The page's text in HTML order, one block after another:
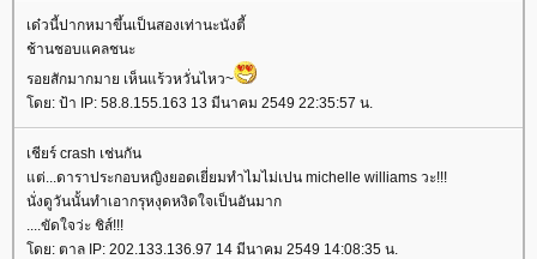
เด๋วนี้ปากหมาขึ้นเป็นสองเท่านะนังตี้
ช้านชอบแคลชนะ
รอยสักมากมาย เห็นแร้วหวั่นไหว~
ดย: ป้า IP: 58.8.155.163 13 มีนาคม 2549 22:35:57 น.
เชียร์ crash เช่นกัน
ต่...ดาราประกอบหญิงยอดเยี่ยมทำไมไม่เปน michelle williams วะ!!!
นั่งดูวันนั้นทำเอากรุหงุดหงิดใจเป็นอันมาก
....ขัดใจว่ะ ชิส์!!!
ดย: ตาล IP: 202.133.136.97 14 มีนาคม 2549 14:08:35 น.